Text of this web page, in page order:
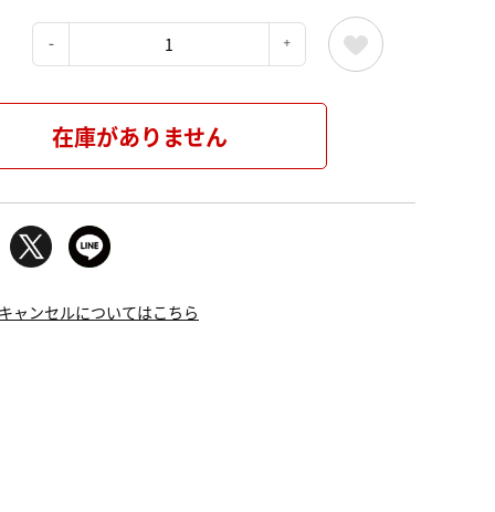
在庫がありません
ャンセルについてはこちら